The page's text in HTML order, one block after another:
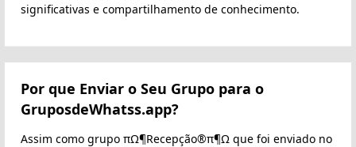
significativas e compartilhamento de conhecimento.
Por que Enviar o Seu Grupo para o
GruposdeWhatss.app?
Assim como grupo πΩ¶Recepção®π¶Ω que foi enviado no